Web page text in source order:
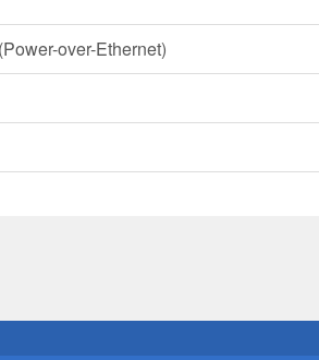
over-Ethernet)